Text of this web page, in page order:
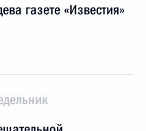
газете «Известия»